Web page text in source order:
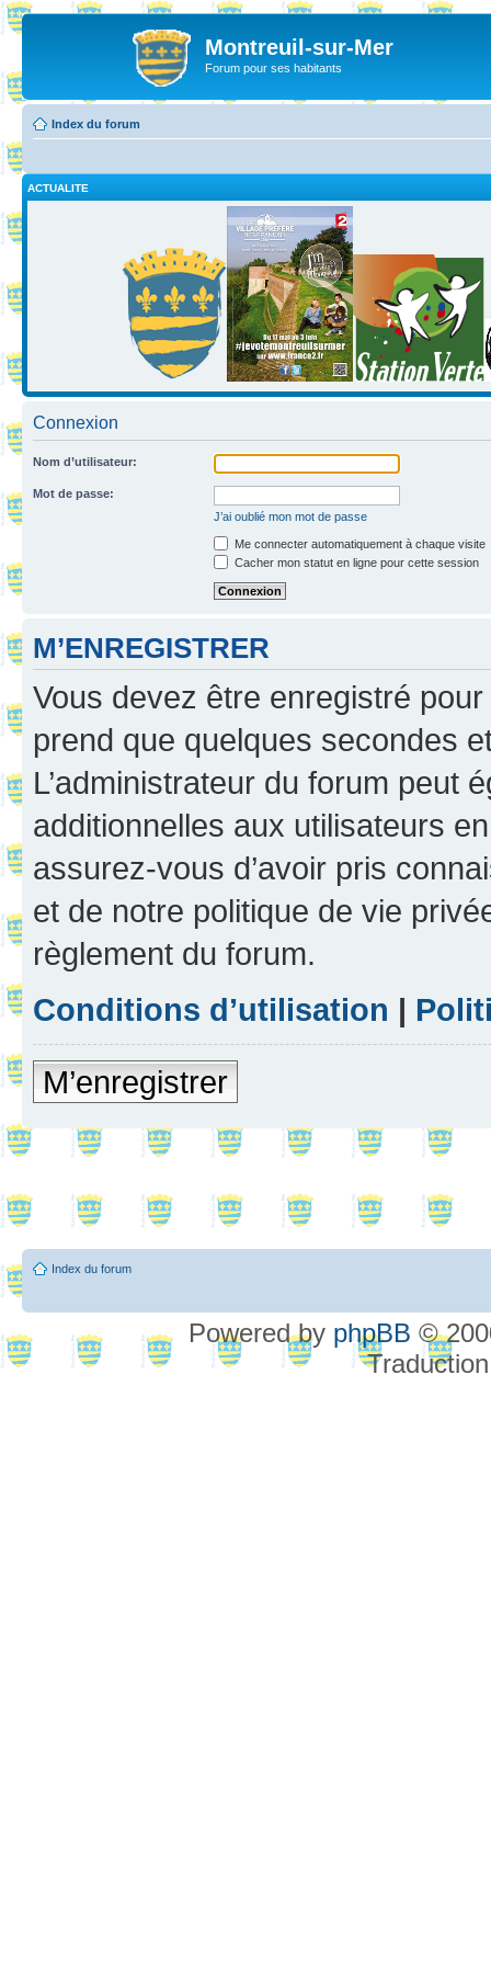
Montreuil-sur-Mer
Forum pour ses habitants
Index du forum
ACTUALITE
Connexion
Nom d’utilisateur:
Mot de passe:
J’ai oublié mon mot de passe
Me connecter automatiquement à chaque visite
Cacher mon statut en ligne pour cette session
M’ENREGISTRER
Vous devez être enregistré
prend que quelques secondes
L’administrateur du forum peut
additionnelles aux utilisateurs
assurez-vous d’avoir pris
et de notre politique de vie
règlement du forum.
Conditions d’utilisation |
M’enregistrer
Index du forum
Powered by phpBB ©